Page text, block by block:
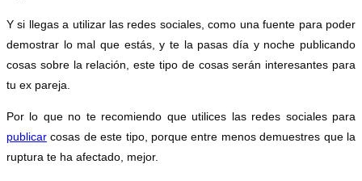
Y si llegas a utilizar las redes sociales, como una fuente para poder
demostrar lo mal que estás, y te la pasas día y noche publicando
cosas sobre la relación, este tipo de cosas serán interesantes para
tu ex pareja.
Por lo que no te recomiendo que utilices las redes sociales para
publicar cosas de este tipo, porque entre menos demuestres que la
ruptura te ha afectado, mejor.